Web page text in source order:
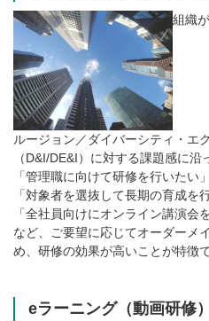
組織
ルージョン／ダイバーシティ・エ
（D&I/DE&I）に対する課題感に沿
「管理職に向けて研修を行いたい」
「対象者を選抜して長期の育成を
「全社員向けにオンライン講演会
など、ご要望に応じてオーダーメ
め、研修の効果が高いことが特徴で
eラーニング（動画研修